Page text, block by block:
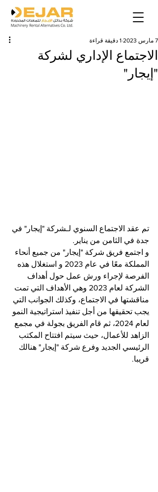
الاجتماع الإداري لشركة
"إيجار"
7 مارس 2023 1 دقيقة قراءة
تم عقد الاجتماع السنوي لـشركة "إيجار" في
جدة في الثامن من يناير.
و اجتمع فريق شركة "إيجار" من جميع أنحاء
المملكة معًا في عام 2023 و استغلال هذه
الفرصة لإجراء ورش عمل حول أهداف
الشركة لعام 2023 وهي الأهداف التي تمت
مناقشتها في الاجتماع، وكذلك الجوانب التي
يجب تحقيقها من أجل تنفيذ استراتيجية النمو
لعام 2024، ثم قام الفريق بجولة في مجمع
الزاهد للأعمال، حيث سيتم افتتاح المكتب
الرئيسي الجديد وفرع شركة "إيجار" هنالك
قريبا.